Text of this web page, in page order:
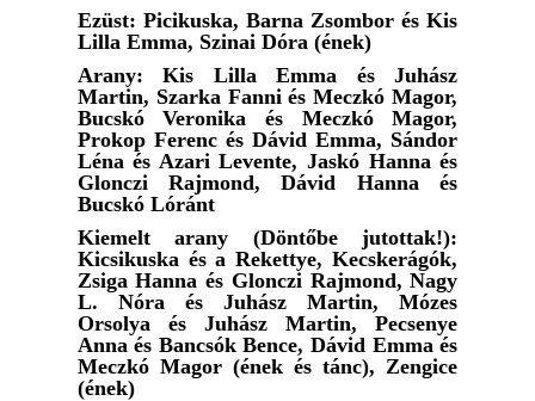
Ezüst: Picikuska, Barna Zsombor és Kis
Lilla Emma, Szinai Dóra (ének)
Arany: Kis Lilla Emma és Juhász
Martin, Szarka Fanni és Meczkó Magor,
Bucskó Veronika és Meczkó Magor,
Prokop Ferenc és Dávid Emma, Sándor
Léna és Azari Levente, Jaskó Hanna és
Glonczi Rajmond, Dávid Hanna és
Bucskó Lóránt
Kiemelt arany (Döntőbe jutottak!):
Kicsikuska és a Rekettye, Kecskerágók,
Zsiga Hanna és Glonczi Rajmond, Nagy
L. Nóra és Juhász Martin, Mózes
Orsolya és Juhász Martin, Pecsenye
Anna és Bancsók Bence, Dávid Emma és
Meczkó Magor (ének és tánc), Zengice
(ének)